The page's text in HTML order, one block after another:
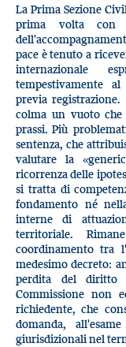
La Prima Sezione
prima volta con
pace è tenuto a
internazionale
tempestivamente
previa
colma un vuoto che
prassi. Più
sentenza, che
valutare la
ricorrenza delle
si tratta di
fondamento né
interne di
territoriale.
coordinamento
medesimo decreto:
perdita del diritto
Commissione non
richiedente, che
domanda,
giurisdizionali nel